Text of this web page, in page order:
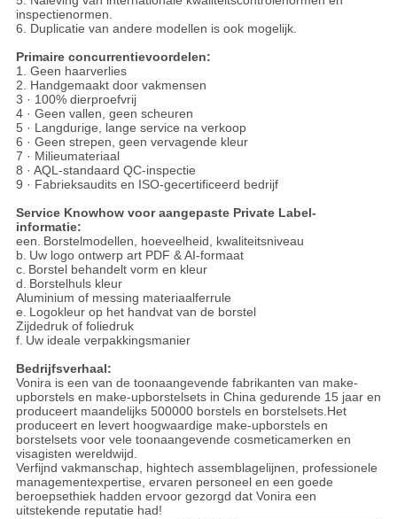
inspectienormen.
6. Duplicatie van andere modellen is ook mogelijk.
Primaire concurrentievoordelen:
1. Geen haarverlies
2. Handgemaakt door vakmensen
3 · 100% dierproefvrij
4 · Geen vallen, geen scheuren
5 · Langdurige, lange service na verkoop
6 · Geen strepen, geen vervagende kleur
7 · Milieumateriaal
8 · AQL-standaard QC-inspectie
9 · Fabrieksaudits en ISO-gecertificeerd bedrijf
Service Knowhow voor aangepaste Private Label-
informatie:
een. Borstelmodellen, hoeveelheid, kwaliteitsniveau
b. Uw logo ontwerp art PDF & AI-formaat
c. Borstel behandelt vorm en kleur
d. Borstelhuls kleur
Aluminium of messing materiaalferrule
e. Logokleur op het handvat van de borstel
Zijdedruk of foliedruk
f. Uw ideale verpakkingsmanier
Bedrijfsverhaal:
Vonira is een van de toonaangevende fabrikanten van make-
upborstels en make-upborstelsets in China gedurende 15 jaar en
produceert maandelijks 500000 borstels en borstelsets.Het
produceert en levert hoogwaardige make-upborstels en
borstelsets voor vele toonaangevende cosmeticamerken en
visagisten wereldwijd.
Verfijnd vakmanschap, hightech assemblagelijnen, professionele
managementexpertise, ervaren personeel en een goede
beroepsethiek hadden ervoor gezorgd dat Vonira een
uitstekende reputatie had!